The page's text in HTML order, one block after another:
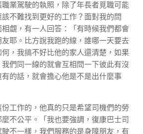
業駕駛的執照，除了年長者覓職可能
不難找到更好的工作？面對我的問
覷，有一人回答：「有時候我們都會
耶。比方說我跑的線，誰哪一天要去
，我搞不好比他的家人還清楚，如果
們同一線的就會互相問一下彼此有沒
的話，就會擔心他是不是出什麼事
工作的，他真的只是希望司機們的勞
不公平。「我也要強調，復康巴士司
不一樣，我們服務的是身障朋友，有